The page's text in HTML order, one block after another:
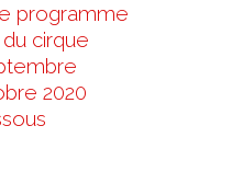
programme
cirque
2020